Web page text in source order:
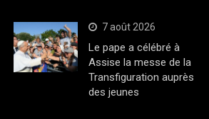
7 août 2026
Le pape a célébré à
Assise la messe de la
Transfiguration auprès
des jeunes